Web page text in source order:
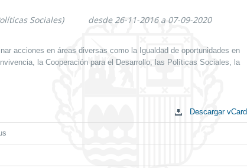
Sociales) desde 26-11-2016 a 07-09-2020
acciones en áreas diversas como la Igualdad de oportunidades en
la Cooperación para el Desarrollo, las Políticas Sociales, la
Descargar vCard